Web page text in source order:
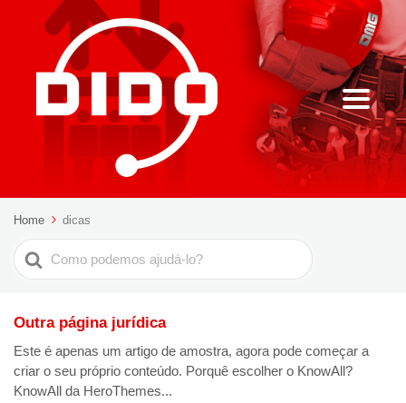
Home dicas
Pesquisar
por
Outra página jurídica
Este é apenas um artigo de amostra, agora pode começar a
criar o seu próprio conteúdo. Porquê escolher o KnowAll?
KnowAll da HeroThemes...